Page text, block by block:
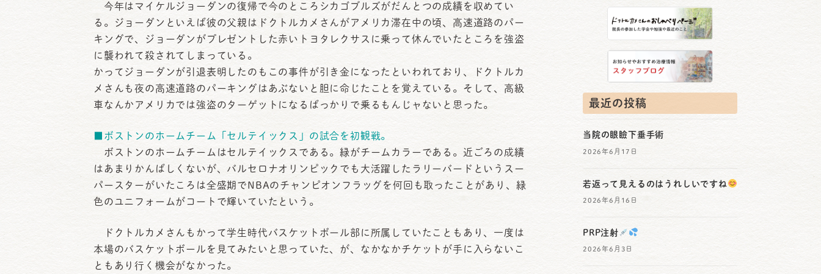
今年はマイケルジョーダンの復帰で今のところシカゴブルズがだんとつの成績を収めてい
る。ジョーダンといえば彼の父親はドクトルカメさんがアメリカ滞在中の頃、高速道路のパー
キングで、ジョーダンがプレゼントした赤いトヨタレクサスに乗って休んでいたところを強盗
に襲われて殺されてしまっている。
かってジョーダンが引退表明したのもこの事件が引き金になったといわれており、ドクトルカ
メさんも夜の高速道路のパーキングはあぶないと胆に命じたことを覚えている。そして、高級
車なんかアメリカでは強盗のターゲットになるばっかりで乗るもんじャないと思った。
■ボストンのホームチーム「セルテイックス」の試合を初観戦。
ボストンのホームチームはセルテイックスである。緑がチームカラーである。近ごろの成績
はあまりかんばしくないが、バルセロナオリンピックでも大活躍したラリーバードというスー
パースターがいたころは全盛期でNBAのチャンピオンフラッグを何回も取ったことがあり、緑
色のユニフォームがコートで輝いていたという。
ドクトルカメさんもかって学生時代バスケットボール部に所属していたこともあり、一度は
本場のバスケットボールを見てみたいと思っていた、が、なかなかチケットが手に入らないこ
ともあり行く機会がなかった。
最近の投稿
当院の眼瞼下垂手術
2026年6月17日
若返って見えるのはうれしいですね
2026年6月16日
PRP注射
2026年6月3日